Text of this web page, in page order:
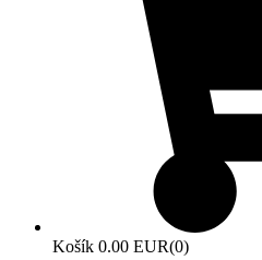
Košík 0.00 EUR(0)